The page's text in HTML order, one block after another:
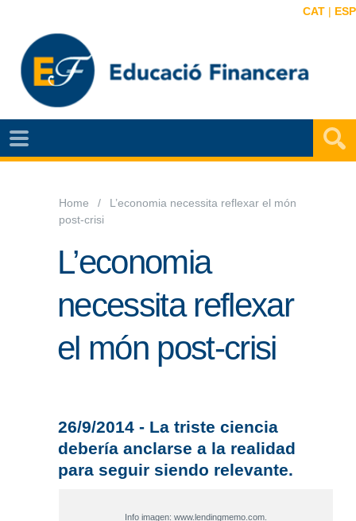
CAT | ESP
EF
EF
IEF
NOSALTRES
Home
L’economia necessita reflexar el món
post-crisi
L’economia
necessita reflexar
el món post-crisi
26/9/2014 - La triste ciencia
debería anclarse a la realidad
para seguir siendo relevante.
Info imagen: www.lendingmemo.com.